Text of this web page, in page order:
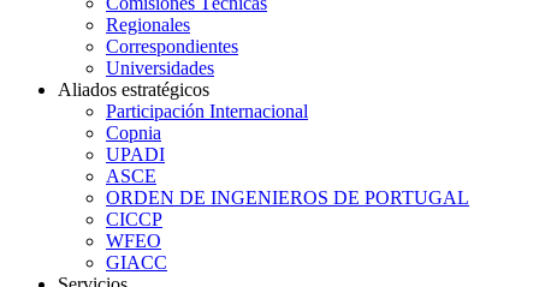
Regionales
Correspondientes
Universidades
Aliados estratégicos
Participación Internacional
Copnia
UPADI
ASCE
ORDEN DE INGENIEROS DE PORTUGAL
CICCP
WFEO
GIACC